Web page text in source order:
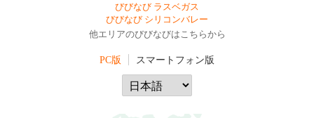
びびなび ラスベガス
びびなび シリコンバレー
他エリアのびびなびはこちらから
PC版 スマートフォン版